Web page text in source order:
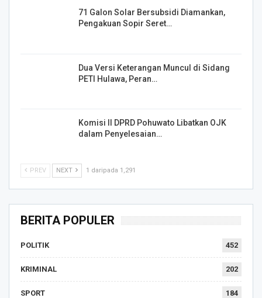
71 Galon Solar Bersubsidi Diamankan,
Pengakuan Sopir Seret…
Dua Versi Keterangan Muncul di Sidang
PETI Hulawa, Peran…
Komisi II DPRD Pohuwato Libatkan OJK
dalam Penyelesaian…
PREV NEXT 1 daripada 1,291
BERITA POPULER
POLITIK 452
KRIMINAL 202
SPORT 184